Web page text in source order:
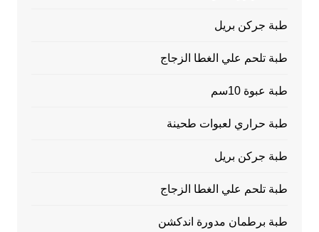
طبة جركن بريل
طبة تلحم علي الغطا الزجاج
طبة عبوة 10سم
طبة حراري لعبوات طحينة
طبة جركن بريل
طبة تلحم علي الغطا الزجاج
طبة برطمان مدورة اندكشن